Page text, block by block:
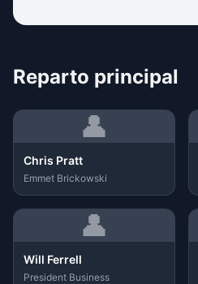
Reparto principal
👤
Chris Pratt
Emmet Brickowski
👤
Will Ferrell
President Business